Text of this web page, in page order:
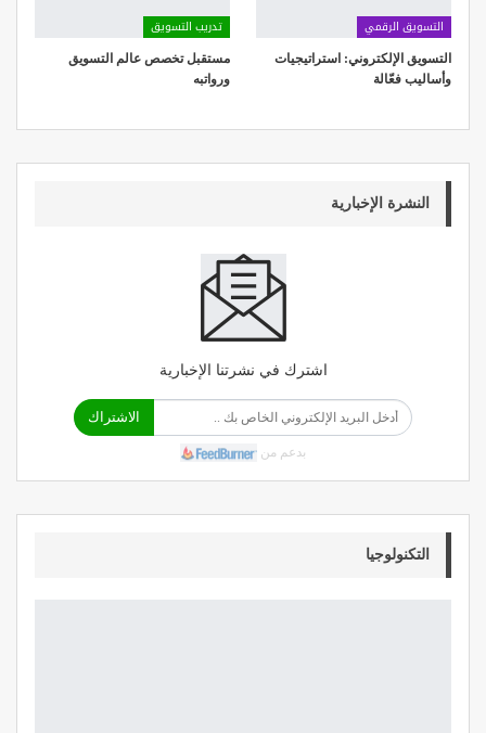
التسويق الرقمي
التسويق الإلكتروني: استراتيجيات
وأساليب فعّالة
تدريب التسويق
مستقبل تخصص عالم التسويق
ورواتبه
النشرة الإخبارية
اشترك في نشرتنا الإخبارية
الاشتراك
بدعم من
التكنولوجيا